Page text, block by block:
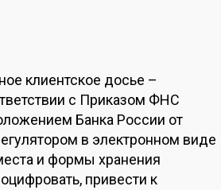
клиентское досье –
с Приказом ФНС
Банка России от
в электронном виде
и формы хранения
привести к